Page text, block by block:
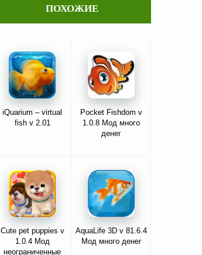
ПОХОЖИЕ
iQuarium – virtual
fish v 2.01
Pocket Fishdom v
1.0.8 Мод много
денег
Cute pet puppies v
1.0.4 Мод
неограниченные
AquaLife 3D v 81.6.4
Мод много денег